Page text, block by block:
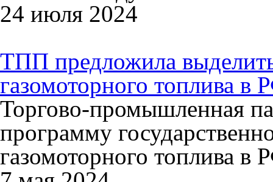
24 июля 2024
ТПП предложила
газомоторного топлива в
Торгово-промышленная
программу
газомоторного топлива в